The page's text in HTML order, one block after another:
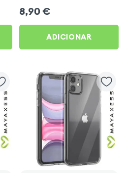
8,90 €
ADICIONAR